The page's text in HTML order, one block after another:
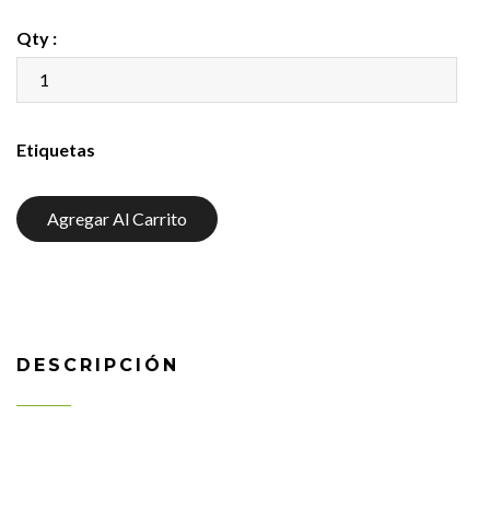
Qty :
Etiquetas
Agregar Al Carrito
DESCRIPCIÓN